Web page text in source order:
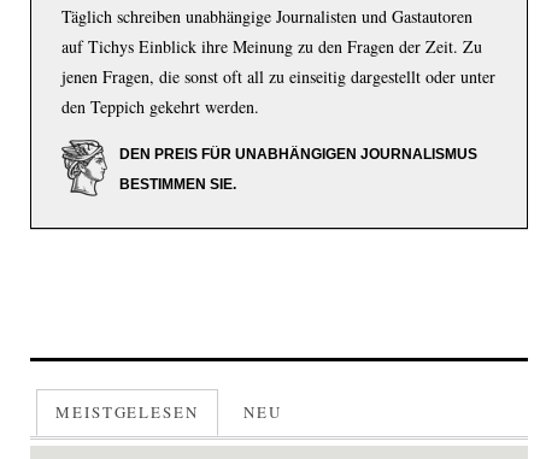
Täglich schreiben unabhängige Journalisten und Gastautoren
auf Tichys Einblick ihre Meinung zu den Fragen der Zeit. Zu
jenen Fragen, die sonst oft all zu einseitig dargestellt oder unter
den Teppich gekehrt werden.
DEN PREIS FÜR UNABHÄNGIGEN JOURNALISMUS
BESTIMMEN SIE.
MEISTGELESEN NEU